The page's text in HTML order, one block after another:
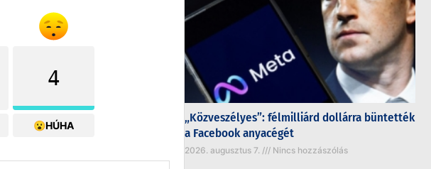
4
😮HÚHA
„Közveszélyes”: félmilliárd dollárra büntették
a Facebook anyacégét
2026. augusztus 7. Nincs hozzászólás